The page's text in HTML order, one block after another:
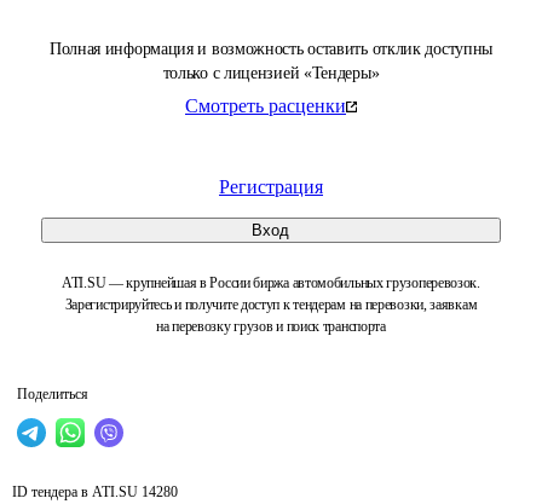
Полная информация и возможность оставить отклик доступны
только с лицензией «Тендеры»
Смотреть расценки
Регистрация
Вход
ATI.SU — крупнейшая в России биржа автомобильных грузоперевозок.
Зарегистрируйтесь и получите доступ к тендерам на перевозки, заявкам
на перевозку грузов и поиск транспорта
Поделиться
ID тендера в ATI.SU 14280